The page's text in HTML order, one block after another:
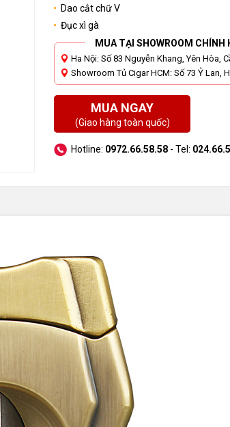
Dao cắt chữ V
Đục xì gà
MUA TẠI SHOWROOM CHÍNH
Ha Nội: Số 83 Nguyễn Khang, Yên Hòa,
Showroom Tủ Cigar HCM: Số 73 Ỷ Lan,
MUA NGAY
(Giao hàng toàn quốc)
Hotline: 0972.66.58.58 - Tel: